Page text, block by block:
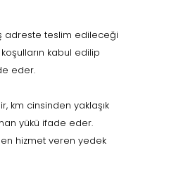
adreste teslim edileceği
kabul edilip
eder.
km cinsinden yaklaşık
yükü ifade eder.
hizmet veren yedek